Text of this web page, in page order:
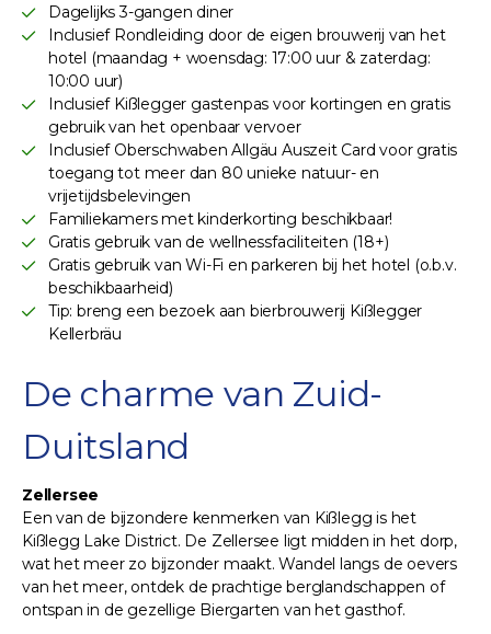
Dagelijks 3-gangen diner
Inclusief Rondleiding door de eigen brouwerij van het
hotel (maandag + woensdag: 17:00 uur & zaterdag:
10:00 uur)
Inclusief Kißlegger gastenpas voor kortingen en gratis
gebruik van het openbaar vervoer
Inclusief Oberschwaben Allgäu Auszeit Card voor gratis
toegang tot meer dan 80 unieke natuur- en
vrijetijdsbelevingen
Familiekamers met kinderkorting beschikbaar!
Gratis gebruik van de wellnessfaciliteiten (18+)
Gratis gebruik van Wi-Fi en parkeren bij het hotel (o.b.v.
beschikbaarheid)
Tip: breng een bezoek aan bierbrouwerij Kißlegger
Kellerbräu
De charme van Zuid-
Duitsland
Zellersee
Een van de bijzondere kenmerken van Kißlegg is het
Kißlegg Lake District. De Zellersee ligt midden in het dorp,
wat het meer zo bijzonder maakt. Wandel langs de oevers
van het meer, ontdek de prachtige berglandschappen of
ontspan in de gezellige Biergarten van het gasthof.